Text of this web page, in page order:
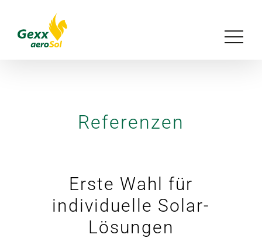
springen
Toggle
Referenzen
Erste Wahl für
individuelle Solar-
Lösungen